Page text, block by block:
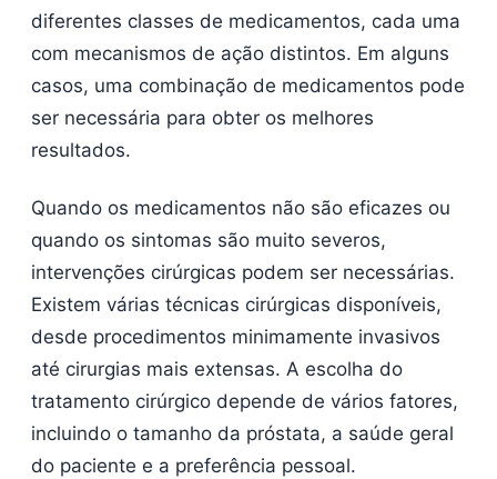
diferentes classes de medicamentos, cada uma
com mecanismos de ação distintos. Em alguns
casos, uma combinação de medicamentos pode
ser necessária para obter os melhores
resultados.
Quando os medicamentos não são eficazes ou
quando os sintomas são muito severos,
intervenções cirúrgicas podem ser necessárias.
Existem várias técnicas cirúrgicas disponíveis,
desde procedimentos minimamente invasivos
até cirurgias mais extensas. A escolha do
tratamento cirúrgico depende de vários fatores,
incluindo o tamanho da próstata, a saúde geral
do paciente e a preferência pessoal.